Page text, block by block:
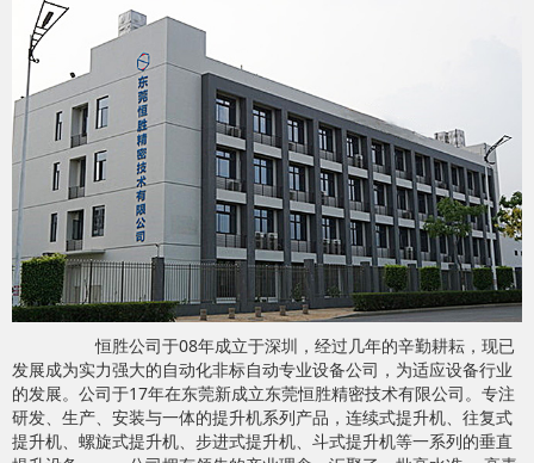
恒胜公司于08年成立于深圳，经过几年的辛勤耕耘，现已
发展成为实力强大的自动化非标自动专业设备公司，为适应设备行业
的发展。公司于17年在东莞新成立东莞恒胜精密技术有限公司。专注
研发、生产、安装与一体的提升机系列产品，连续式提升机、往复式
提升机、螺旋式提升机、步进式提升机、斗式提升机等一系列的垂直